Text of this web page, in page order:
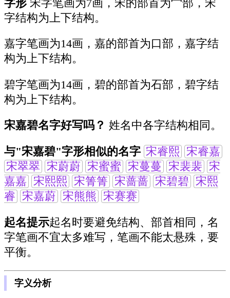
字形 宋字笔画为7画，宋的部首为宀部，宋
字结构为上下结构。
嘉字笔画为14画，嘉的部首为口部，嘉字结
构为上下结构。
碧字笔画为14画，碧的部首为石部，碧字结
构为上下结构。
宋嘉碧名字好写吗？ 姓名中各字结构相同。
与"宋嘉碧"字形相似的名字 宋睿熙 宋睿嘉
宋翠翠 宋蔚蔚 宋蜜蜜 宋蔓蔓 宋裴裴 宋
嘉嘉 宋熙熙 宋箐箐 宋蔷蔷 宋碧碧 宋熙
睿 宋嘉蔚 宋熊熊 宋赛赛
起名提示起名时要避免结构、部首相同，名
字笔画不宜太多难写，笔画不能太悬殊，要
平衡。
字义分析